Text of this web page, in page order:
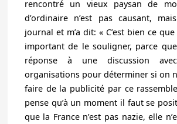
rencontré un vieux paysan de
d’ordinaire n’est pas causant,
journal et m’a dit: « C’est bien ce que
important de le souligner, parce
réponse à une discussion
organisations pour déterminer si on
faire de la publicité par ce
pense qu’à un moment il faut se
que la France n’est pas nazie, elle